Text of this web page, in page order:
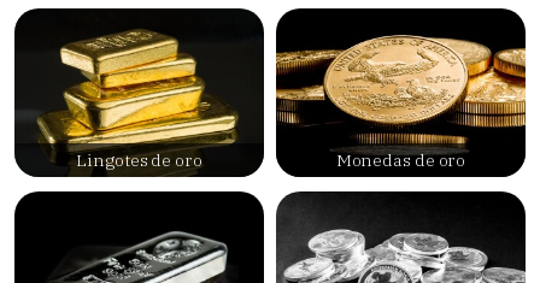
Lingotes de oro Monedas de oro